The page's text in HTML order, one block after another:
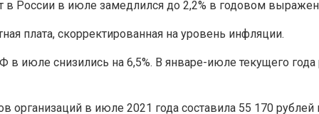
в России в июле замедлился до 2,2% в годовом
плата, скорректированная на уровень инфляции.
июле снизились на 6,5%. В январе-июле текущего
организаций в июле 2021 года составила 55 170